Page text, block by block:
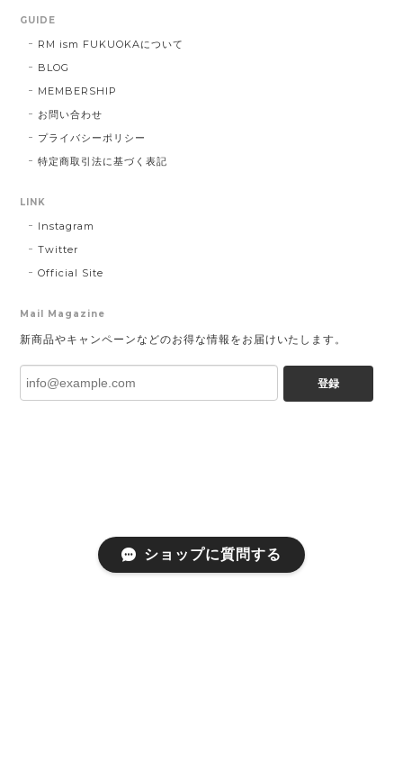
GUIDE
RM ism FUKUOKAについて
BLOG
MEMBERSHIP
お問い合わせ
プライバシーポリシー
特定商取引法に基づく表記
LINK
Instagram
Twitter
Official Site
Mail Magazine
新商品やキャンペーンなどのお得な情報をお届けいたします。
登録
ショップに質問する